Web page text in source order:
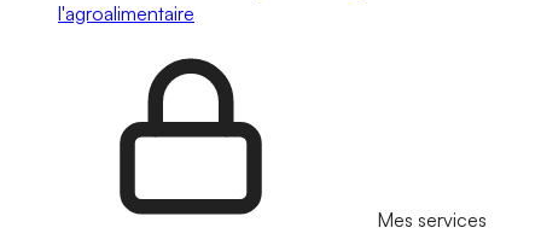
l'agroalimentaire
Mes services